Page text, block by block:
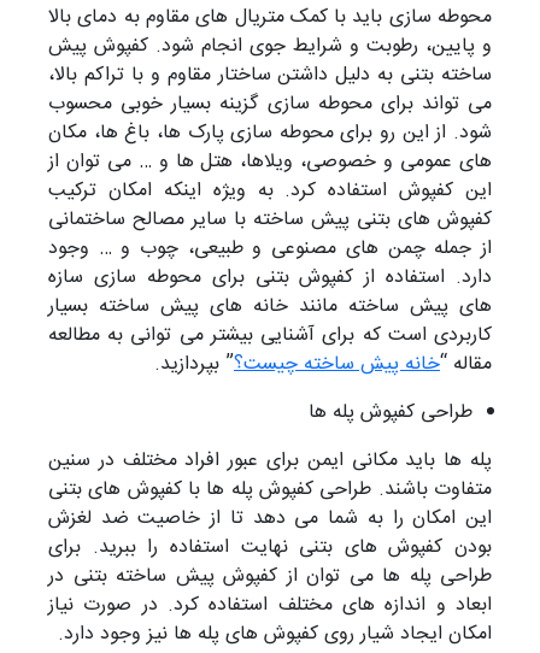
محوطه سازی باید با کمک متریال های مقاوم به دمای بالا
و پایین، رطوبت و شرایط جوی انجام شود. کفپوش پیش
ساخته بتنی به دلیل داشتن ساختار مقاوم و با تراکم بالا،
می تواند برای محوطه سازی گزینه بسیار خوبی محسوب
شود. از این رو برای محوطه سازی پارک ها، باغ ها، مکان
های عمومی و خصوصی، ویلاها، هتل ها و … می توان از
این کفپوش استفاده کرد. به ویژه اینکه امکان ترکیب
کفپوش های بتنی پیش ساخته با سایر مصالح ساختمانی
از جمله چمن های مصنوعی و طبیعی، چوب و … وجود
دارد. استفاده از کفپوش بتنی برای محوطه سازی سازه
های پیش ساخته مانند خانه های پیش ساخته بسیار
کاربردی است که برای آشنایی بیشتر می توانی به مطالعه
مقاله “ خانه پیش ساخته چیست؟” بپردازید.
طراحی کفپوش پله ها
پله ها باید مکانی ایمن برای عبور افراد مختلف در سنین
متفاوت باشند. طراحی کفپوش پله ها با کفپوش های بتنی
این امکان را به شما می دهد تا از خاصیت ضد لغزش
بودن کفپوش های بتنی نهایت استفاده را ببرید. برای
طراحی پله ها می توان از کفپوش پیش ساخته بتنی در
ابعاد و اندازه های مختلف استفاده کرد. در صورت نیاز
امکان ایجاد شیار روی کفپوش های پله ها نیز وجود دارد.